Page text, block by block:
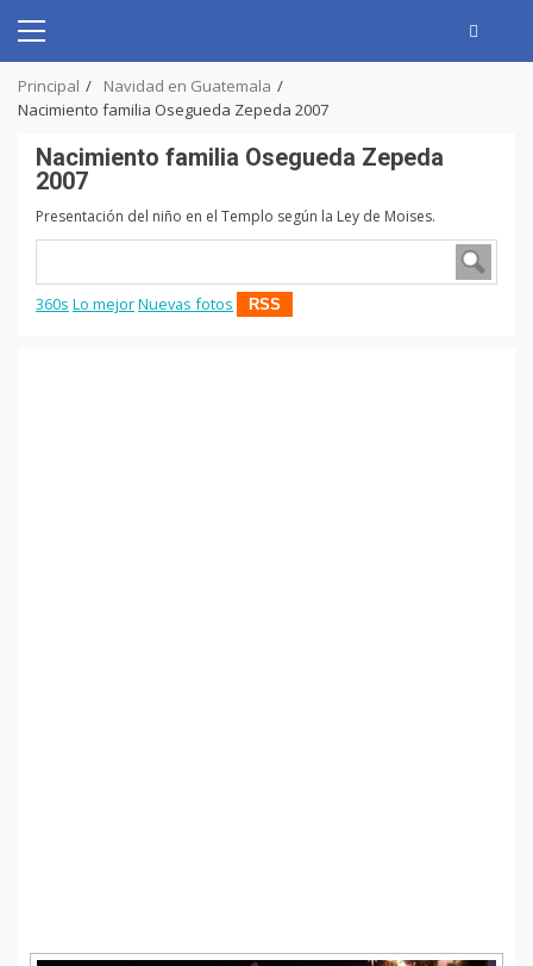
content
Primary
Principal
Navidad en Guatemala
Nacimiento familia Osegueda Zepeda 2007
Nacimiento familia Osegueda Zepeda
2007
Presentación del niño en el Templo según la Ley de Moises.
360s Lo mejorNuevas fotos RSS